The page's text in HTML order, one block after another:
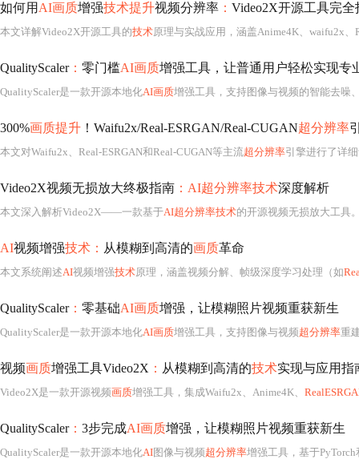
如何用 AI画质增强技术提升视频分辨率 ： Video2X开源工具完全
本文详解Video2X开源工具的技术原理与实战应用，涵盖Anime4K、waifu2x、
QualityScaler： 零门槛AI画质增强工具，让普通用户轻松实现专
QualityScaler是一款开源本地化AI画质增强工具，支持图像与视频的智能去噪
300%画质提升 ！Waifu2x/Real-ESRGAN/Real-CUGAN超分辨率
本文对Waifu2x、Real-ESRGAN和Real-CUGAN等主流超分辨率引擎进行了详细评测，并提
Video2X视频无损放大终极指南 ：AI超分辨率技术深度解析
本文深入解析Video2X——一款基于AI超分辨率技术的开源视频无损放大工具
AI视频增强技术： 从模糊到高清的画质革命
本文系统阐述AI视频增强技术原理，涵盖视频分解、帧级深度学习处理（如
QualityScaler： 零基础AI画质增强，让模糊照片视频重获新生
QualityScaler是一款开源本地化AI画质增强工具，支持图像与视频超分辨率重建
视频画质增强工具Video2X ： 从模糊到高清的技术实现与应用指
Video2X是一款开源视频画质增强工具，集成Waifu2x、Anime4K、
QualityScaler： 3步完成AI画质增强，让模糊照片视频重获新生
QualityScaler是一款开源本地化AI图像与视频超分辨率增强工具，基于